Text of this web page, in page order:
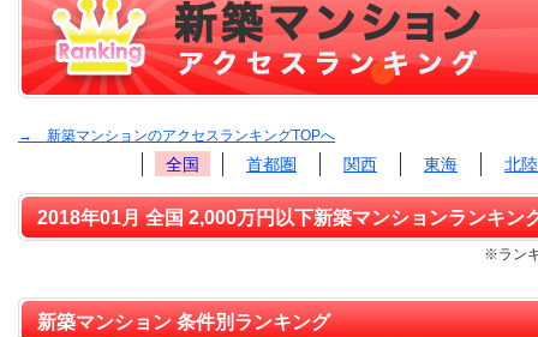
→ 新築マンションのアクセスランキングTOPへ
全国 首都圏 関西 東海 北
2018年01月 全国 2,000万円以下新築マンションランキン
※ラン
新築マンション 条件別ランキング